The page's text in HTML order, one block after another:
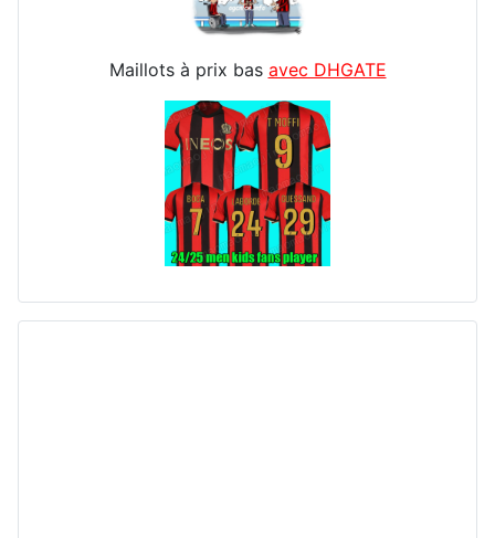
Maillots à prix bas avec DHGATE